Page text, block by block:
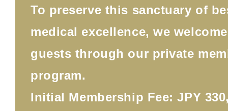
To preserve this sanctuary of
medical excellence, we
guests through our private
program.
Initial Membership Fee: JPY